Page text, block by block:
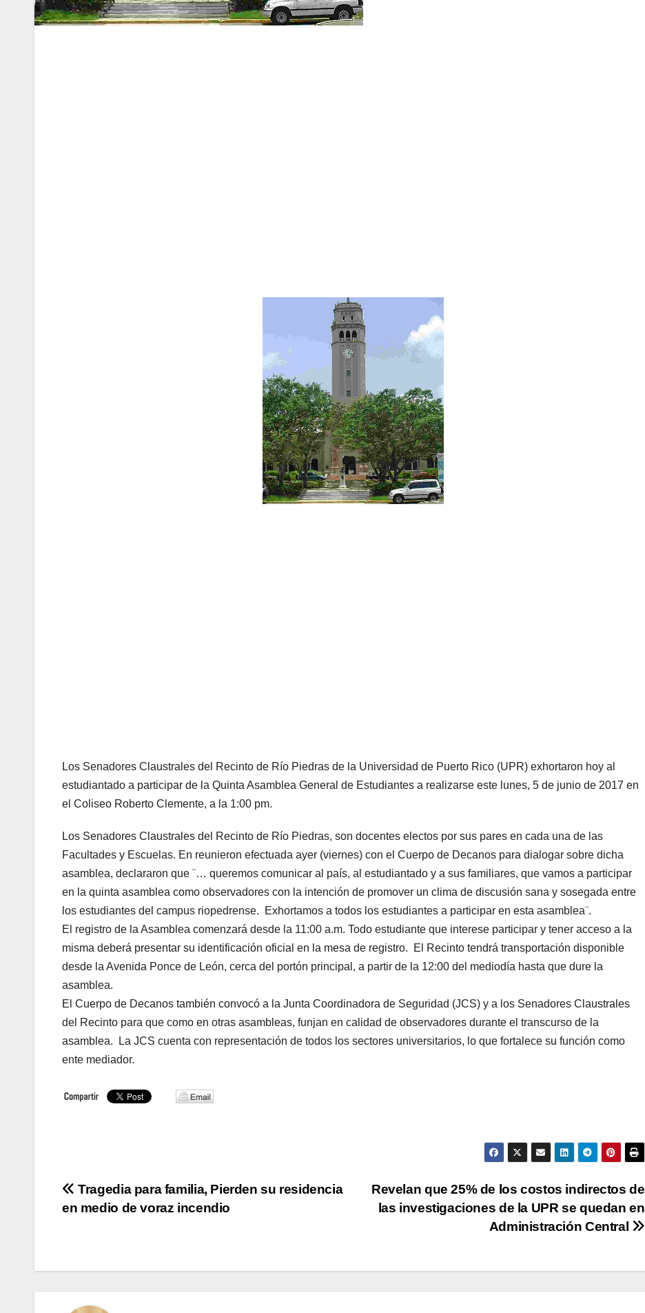
Los Senadores Claustrales del Recinto de Río Piedras de la Universidad de Puerto Rico (UPR) exhortaron hoy al
estudiantado a participar de la Quinta Asamblea General de Estudiantes a realizarse este lunes, 5 de junio de 2017 en
el Coliseo Roberto Clemente, a la 1:00 pm.
Los Senadores Claustrales del Recinto de Río Piedras, son docentes electos por sus pares en cada una de las
Facultades y Escuelas. En reunieron efectuada ayer (viernes) con el Cuerpo de Decanos para dialogar sobre dicha
asamblea, declararon que ¨… queremos comunicar al país, al estudiantado y a sus familiares, que vamos a participar
en la quinta asamblea como observadores con la intención de promover un clima de discusión sana y sosegada entre
los estudiantes del campus riopedrense. Exhortamos a todos los estudiantes a participar en esta asamblea¨.
El registro de la Asamblea comenzará desde la 11:00 a.m. Todo estudiante que interese participar y tener acceso a la
misma deberá presentar su identificación oficial en la mesa de registro. El Recinto tendrá transportación disponible
desde la Avenida Ponce de León, cerca del portón principal, a partir de la 12:00 del mediodía hasta que dure la
asamblea.
El Cuerpo de Decanos también convocó a la Junta Coordinadora de Seguridad (JCS) y a los Senadores Claustrales
del Recinto para que como en otras asambleas, funjan en calidad de observadores durante el transcurso de la
asamblea. La JCS cuenta con representación de todos los sectores universitarios, lo que fortalece su función como
ente mediador.
Navegación
Revelan que 25% de los costos indirectos de
las investigaciones de la UPR se quedan en
Administración Central
Tragedia para familia, Pierden su residencia
en medio de voraz incendio